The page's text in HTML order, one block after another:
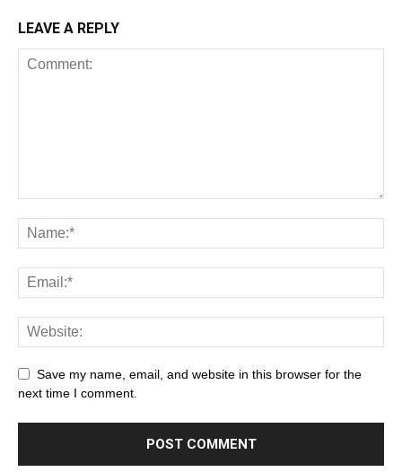
LEAVE A REPLY
Save my name, email, and website in this browser for the
next time I comment.